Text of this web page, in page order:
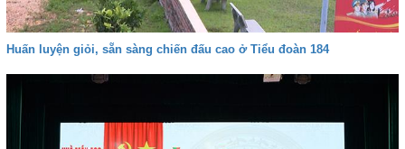
Huấn luyện giỏi, sẵn sàng chiến đấu cao ở Tiểu đoàn 184